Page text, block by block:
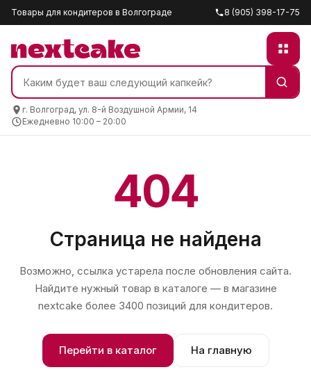
Товары для кондитеров в Волгограде 8 (905) 398-17-75
г. Волгоград, ул. 8-й Воздушной Армии, 14
Ежедневно 10:00 – 20:00
404
Страница не найдена
Возможно, ссылка устарела после обновления сайта.
Найдите нужный товар в каталоге — в магазине
nextcake более 3400 позиций для кондитеров.
Перейти в каталог На главную